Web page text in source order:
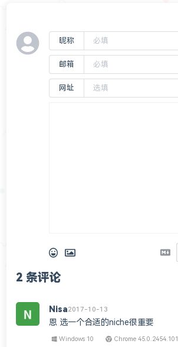
昵称
邮箱
网址
2 条评论
Nisa2017-10-13
恩 选一个合适的niche很重要
Windows 10 Chrome 45.0.2454.101